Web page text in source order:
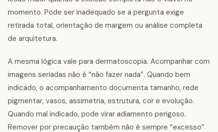
momento. Pode ser inadequado se a pergunta exige
retirada total, orientação de margem ou análise completa
de arquitetura.
A mesma lógica vale para dermatoscopia. Acompanhar com
imagens seriadas não é “não fazer nada”. Quando bem
indicado, o acompanhamento documenta tamanho, rede
pigmentar, vasos, assimetria, estrutura, cor e evolução.
Quando mal indicado, pode virar adiamento perigoso.
Remover por precaução também não é sempre “excesso”.